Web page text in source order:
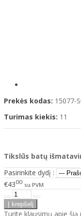
Prekės kodas: 15077-
Turimas kiekis: 11
Tikslūs batų
Pasirinkite dydį :
€4300 su PVM
Turite klausimų apie šią